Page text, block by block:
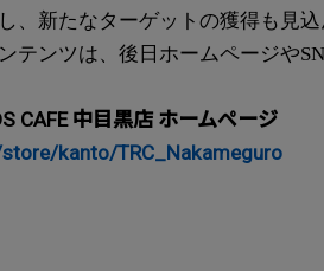
、新たなターゲットの獲得も見
テンツは、後日ホームページや
CAFE 中目黒店 ホームページ
kanto/TRC_Nakameguro